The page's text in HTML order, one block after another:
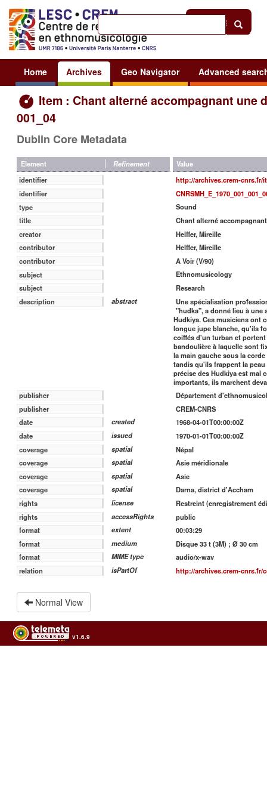
Sign in
Home Archives Geo Navigator Advanced
Item : Chant alterné accompagnant une
001_04
Dublin Core Metadata
Element Refinement
Value
identifier
http://archives.crem-cnrs.fr/
identifier
type
Sound
title
Chant alterné
creator
Helffer, Mireille
contributor
Helffer, Mireille
contributor
A Voir (V/90)
subject
Ethnomusicology
subject
Research
description
abstract
Une spécialisation
"hudka", a donné lieu à une
Hudkiya. Ces musiciens ont
longue jupe blanche, qu'ils
coiffés d'un turban et
bandoulière à laquelle sont
la main gauche sous la
tandis qu'ils frappent la
précise des Hudkiya est mal
importants, ils marchent
publisher
Département
publisher
CREM-CNRS
date
created
1968-04-01T00:00:00Z
date
issued
1970-01-01T00:00:00Z
coverage
spatial
Népal
coverage
spatial
Asie méridionale
coverage
spatial
Asie
coverage
spatial
Darna, district d'Accham
rights
license
Restreint (enregistrement
rights
accessRights
public
format
extent
00:03:29
format
medium
Disque 33 t (3M) ; Ø 30 cm
format
MIME type
audio/x-wav
relation
isPartOf http://archives.crem-cnrs.fr/
Normal View
v1.6.9